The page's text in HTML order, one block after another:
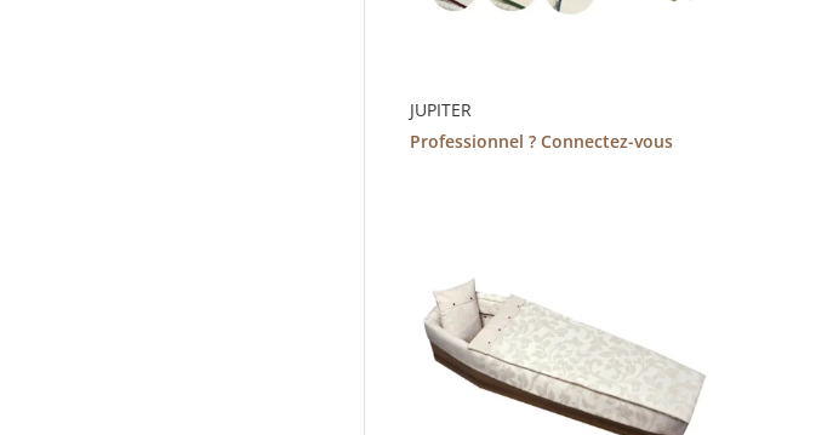
JUPITER
Professionnel ? Connectez-vous